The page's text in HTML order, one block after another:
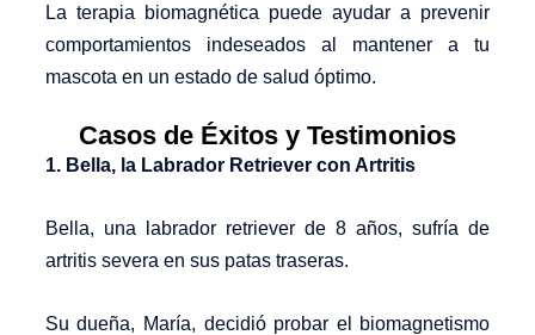
La terapia biomagnética puede ayudar a prevenir
comportamientos indeseados al mantener a tu
mascota en un estado de salud óptimo.
Casos de Éxitos y Testimonios
1. Bella, la Labrador Retriever con Artritis
Bella, una labrador retriever de 8 años, sufría de
artritis severa en sus patas traseras.
Su dueña, María, decidió probar el biomagnetismo